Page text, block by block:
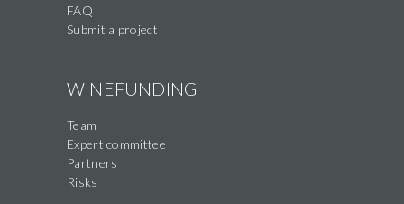
FAQ
Submit a project
WINEFUNDING
Team
Expert committee
Partners
Risks